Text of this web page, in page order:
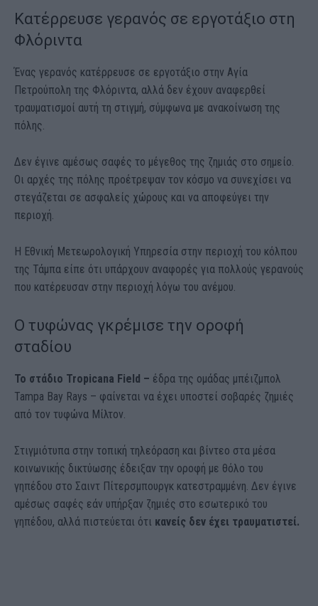
Kατέρρευσε γερανός σε εργοτάξιο στη
Φλόριντα
Ένας γερανός κατέρρευσε σε εργοτάξιο στην Αγία
Πετρούπολη της Φλόριντα, αλλά δεν έχουν αναφερθεί
τραυματισμοί αυτή τη στιγμή, σύμφωνα με ανακοίνωση της
πόλης.
Δεν έγινε αμέσως σαφές το μέγεθος της ζημιάς στο σημείο.
Οι αρχές της πόλης προέτρεψαν τον κόσμο να συνεχίσει να
στεγάζεται σε ασφαλείς χώρους και να αποφεύγει την
περιοχή.
Η Εθνική Μετεωρολογική Υπηρεσία στην περιοχή του κόλπου
της Τάμπα είπε ότι υπάρχουν αναφορές για πολλούς γερανούς
που κατέρευσαν στην περιοχή λόγω του ανέμου.
Ο τυφώνας γκρέμισε την οροφή
σταδίου
Το στάδιο Tropicana Field – έδρα της ομάδας μπέιζμπολ
Tampa Bay Rays – φαίνεται να έχει υποστεί σοβαρές ζημιές
από τον τυφώνα Μίλτον.
Στιγμιότυπα στην τοπική τηλεόραση και βίντεο στα μέσα
κοινωνικής δικτύωσης έδειξαν την οροφή με θόλο του
γηπέδου στο Σαιντ Πίτερσμπουργκ κατεστραμμένη. Δεν έγινε
αμέσως σαφές εάν υπήρξαν ζημιές στο εσωτερικό του
γηπέδου, αλλά πιστεύεται ότι κανείς δεν έχει τραυματιστεί.